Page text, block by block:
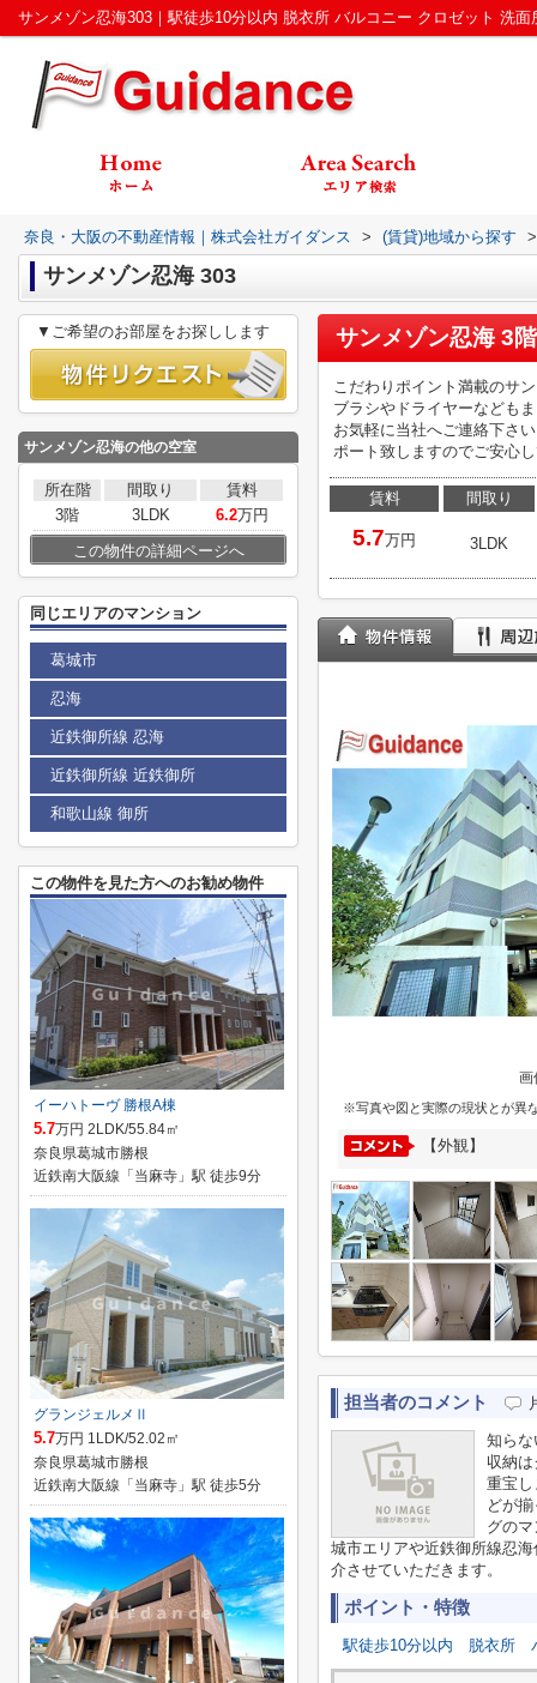
奈良・大阪の不動産情報｜株式会社ガイダンス > (賃貸)地域から探す >
サンメゾン忍海 303
サンメゾン忍海 3階
こだわりポイント満載のサ
ブラシやドライヤーなども
お気軽に当社へご連絡下さ
ポート致しますのでご安心
賃料
5.7万円
間取り
3LDK
画
※写真や図と実際の現状とが異
【外観】
担当者のコメント
知ら
収納
重宝し
どが
グの
城市エリアや近鉄御所線忍
介させていただきます。
ポイント・特徴
駅徒歩10分以内 脱衣所
▼ご希望のお部屋をお探しします
サンメゾン忍海の他の空室
所在階 間取り
賃料
3階
3LDK 6.2万円
この物件の詳細ページへ
同じエリアのマンション
葛城市
忍海
近鉄御所線 忍海
近鉄御所線 近鉄御所
和歌山線 御所
この物件を見た方へのお勧め物件
イーハトーヴ 勝根A棟
5.7万円 2LDK/55.84㎡
奈良県葛城市勝根
近鉄南大阪線「当麻寺」駅 徒歩9分
グランジェルメⅡ
5.7万円 1LDK/52.02㎡
奈良県葛城市勝根
近鉄南大阪線「当麻寺」駅 徒歩5分